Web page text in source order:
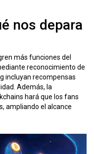
nos depara
más funciones del
reconocimiento de
incluyan recompensas
Además, la
hará que los fans
ampliando el alcance